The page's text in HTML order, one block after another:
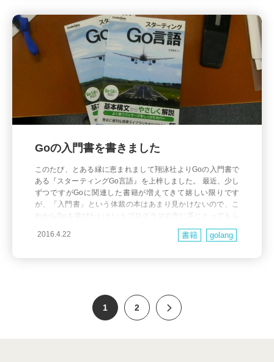
Goの入門書を書きました
このたび、とある縁に恵まれまして翔泳社よりGoの入門書で
ある『スターティングGo言語』を上梓しました。 最近、少し
ずつですがGoに関連した書籍が増えてきて嬉しい限りです
が、「入門書」という体裁の本はあまり見かけないので、こ
れからGoを学びたいというプログラマの方に手にとってもら
えると嬉しいですね。2016年初頭にリリースされた最新のGo
1.6に対応しているところがポイントでしょうか。 ま
2016.4.22 書籍 golang
1 2